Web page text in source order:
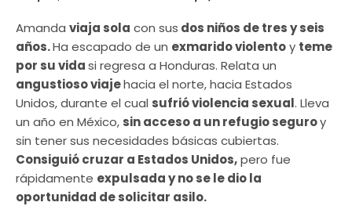
Amanda viaja sola con sus dos niños de tres y seis
años.Ha escapado de un exmarido violentoy teme
por su vidasi regresa a Honduras. Relata un
angustioso viajehacia el norte, hacia Estados
Unidos, durante el cual sufrió violencia sexual. Lleva
un año en México, sin acceso a un refugio seguroy
sin tener sus necesidades básicas cubiertas.
Consiguió cruzar a Estados Unidos,pero fue
rápidamente expulsada y no se le dio la
oportunidad de solicitar asilo.